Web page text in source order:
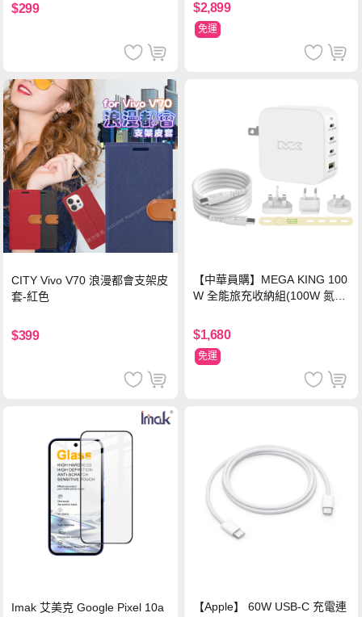
$299 $2,899
免運
CITY Vivo V70 浪漫都會支架皮
套-紅色
$399
【中華員購】MEGA KING 100
W 全能旅充收納組(100W 氮化
萬國轉接器)
$1,680
免運
Imak 艾美克 Google Pixel 10a
【Apple】 60W USB-C 充電連